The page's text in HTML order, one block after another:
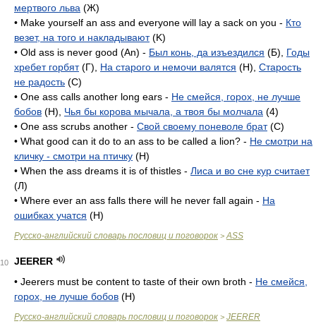
мертвого льва (Ж)
• Make yourself an ass and everyone will lay a sack on you - Кто
везет, на того и накладывают(K)
• Old ass is never good (An) - Был конь, да изъездился (Б), Годы
хребет горбят(Г), На старого и немочи валятся (H), Старость
не радость (C)
• One ass calls another long ears - Не смейся, горох, не лучше
бобов (H), Чья бы корова мычала, а твоя бы молчала (4)
• One ass scrubs another - Свой своему поневоле брат(C)
• What good can it do to an ass to be called a lion? - Не смотри на
кличку - смотри на птичку (H)
• When the ass dreams it is of thistles - Лиса и во сне кур считает
(Л)
• Where ever an ass falls there will he never fall again - На
ошибках учатся (H)
Русско-английский словарь пословиц и поговорок > ASS
10
JEERER
• Jeerers must be content to taste of their own broth - Не смейся,
горох, не лучше бобов (H)
Русско-английский словарь пословиц и поговорок > JEERER